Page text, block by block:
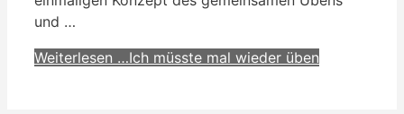
und …
Weiterlesen …Ich müsste mal wieder üben